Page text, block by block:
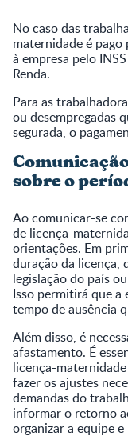
No caso das
maternidade é pago
à empresa pelo
Renda.
Para as
ou desempregadas
segurada, o
sobre o
Ao comunicar-se
de licença-
orientações. Em
duração da licença,
legislação do país
Isso permitirá que a
tempo de ausência
Além disso, é
afastamento. É
licença-
fazer os ajustes
demandas do
informar o retorno
organizar a equipe